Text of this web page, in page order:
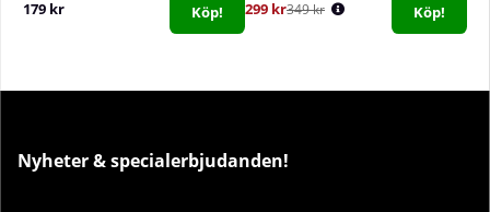
179 kr Köp! 299 kr349 kr Köp!
Nyheter & specialerbjudanden!